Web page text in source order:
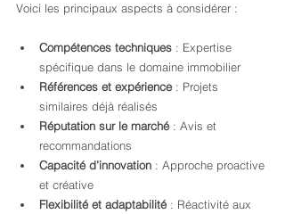
Voici les principaux aspects à considérer :
Compétences techniques : Expertise
spécifique dans le domaine immobilier
Références et expérience : Projets
similaires déjà réalisés
Réputation sur le marché : Avis et
recommandations
Capacité d’innovation : Approche proactive
et créative
Flexibilité et adaptabilité : Réactivité aux